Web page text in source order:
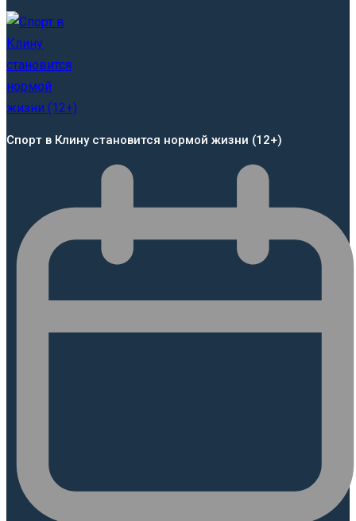
Спорт в Клину становится нормой жизни (12+)